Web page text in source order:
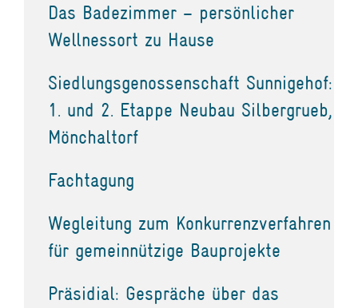
Das Badezimmer – persönlicher
Wellnessort zu Hause
Siedlungsgenossenschaft Sunnigehof:
1. und 2. Etappe Neubau Silbergrueb,
Mönchaltorf
Fachtagung
Wegleitung zum Konkurrenzverfahren
für gemeinnützige Bauprojekte
Präsidial: Gespräche über das